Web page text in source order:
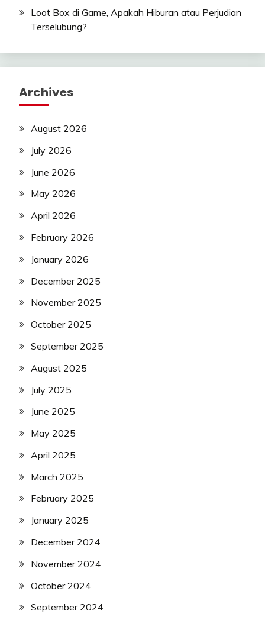
Loot Box di Game, Apakah Hiburan atau Perjudian
Terselubung?
Archives
August 2026
July 2026
June 2026
May 2026
April 2026
February 2026
January 2026
December 2025
November 2025
October 2025
September 2025
August 2025
July 2025
June 2025
May 2025
April 2025
March 2025
February 2025
January 2025
December 2024
November 2024
October 2024
September 2024